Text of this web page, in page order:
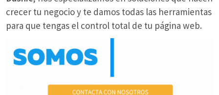
crecer tu negocio y te damos todas las herramientas
para que tengas el control total de tu página web.